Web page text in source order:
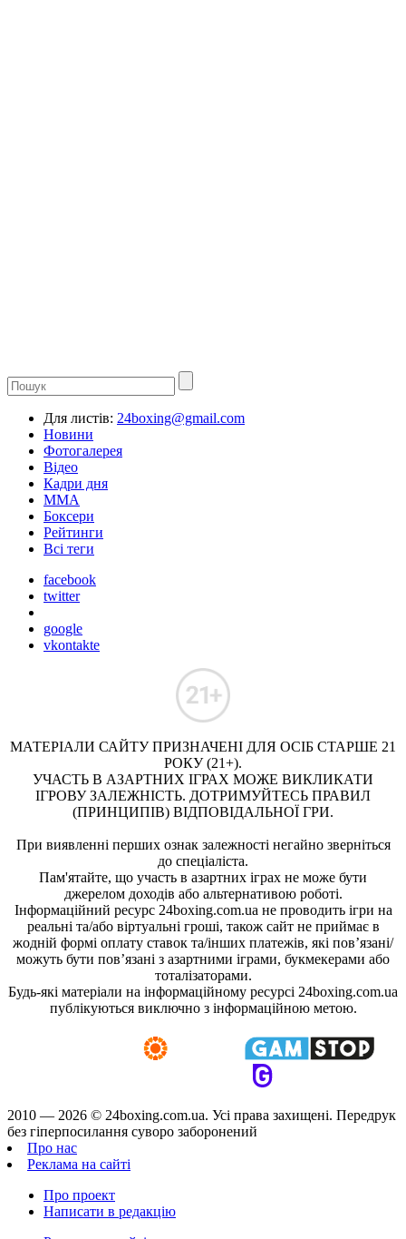
Для листів: 24boxing@gmail.com
Новини
Фотогалерея
Відео
Кадри дня
ММА
Боксери
Рейтинги
Всі теги
facebook
twitter
google
vkontakte
МАТЕРІАЛИ САЙТУ ПРИЗНАЧЕНІ ДЛЯ ОСІБ СТАРШЕ 21
РОКУ (21+).
УЧАСТЬ В АЗАРТНИХ ІГРАХ МОЖЕ ВИКЛИКАТИ
ІГРОВУ ЗАЛЕЖНІСТЬ. ДОТРИМУЙТЕСЬ ПРАВИЛ
(ПРИНЦИПІВ) ВІДПОВІДАЛЬНОЇ ГРИ.
При виявленні перших ознак залежності негайно зверніться
до спеціаліста.
Пам'ятайте, що участь в азартних іграх не може бути
джерелом доходів або альтернативою роботі.
Інформаційний ресурс 24boxing.com.ua не проводить ігри на
реальні та/або віртуальні гроші, також сайт не приймає в
жодній формі оплату ставок та/інших платежів, які пов’язані/
можуть бути пов’язані з азартними іграми, букмекерами або
тоталізаторами.
Будь-які матеріали на інформаційному ресурсі 24boxing.com.ua
публікуються виключно з інформаційною метою.
2010 — 2026 © 24boxing.com.ua. Усi права захищенi. Передрук
без гіперпосилання суворо заборонений
Про нас
Реклама на сайті
Про проект
Написати в редакцію